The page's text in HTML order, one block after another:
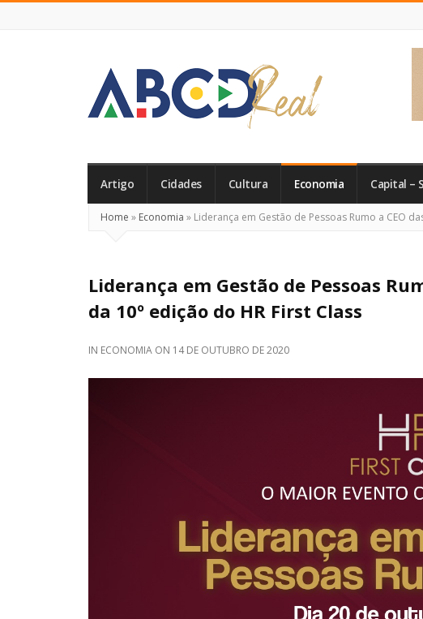
Real
Artigo Cidades Cultura Economia Capital –
Home » Economia » Liderança em Gestão de Pessoas Rumo a CEO
Liderança em Gestão de Pessoas
da 10º edição do HR First Class
IN ECONOMIA ON 14 DE OUTUBRO DE 2020